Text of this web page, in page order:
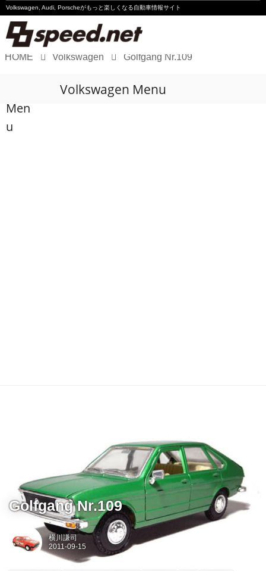
Volkswagen, Audi, Porscheがもっと楽しくなる自動車情報サイト
Audi
HOME Volkswagen Golfgang Nr.109
Men
u
Volkswagen Menu
Golfgang Nr.109
横川謙司